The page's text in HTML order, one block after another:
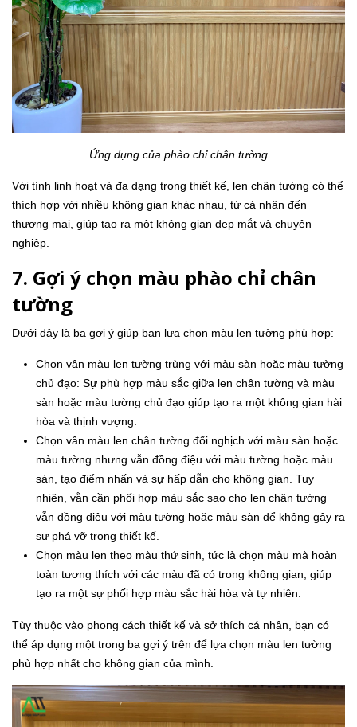
Ứng dụng của phào chỉ chân tường
Với tính linh hoạt và đa dạng trong thiết kế, len chân tường có thể
thích hợp với nhiều không gian khác nhau, từ cá nhân đến
thương mại, giúp tạo ra một không gian đẹp mắt và chuyên
nghiệp.
7. Gợi ý chọn màu phào chỉ chân
tường
Dưới đây là ba gợi ý giúp bạn lựa chọn màu len tường phù hợp:
Chọn vân màu len tường trùng với màu sàn hoặc màu tường
chủ đạo: Sự phù hợp màu sắc giữa len chân tường và màu
sàn hoặc màu tường chủ đạo giúp tạo ra một không gian hài
hòa và thịnh vượng.
Chọn vân màu len chân tường đối nghịch với màu sàn hoặc
màu tường nhưng vẫn đồng điệu với màu tường hoặc màu
sàn, tạo điểm nhấn và sự hấp dẫn cho không gian. Tuy
nhiên, vẫn cần phối hợp màu sắc sao cho len chân tường
vẫn đồng điệu với màu tường hoặc màu sàn để không gây ra
sự phá vỡ trong thiết kế.
Chọn màu len theo màu thứ sinh, tức là chọn màu mà hoàn
toàn tương thích với các màu đã có trong không gian, giúp
tạo ra một sự phối hợp màu sắc hài hòa và tự nhiên.
Tùy thuộc vào phong cách thiết kế và sở thích cá nhân, bạn có
thể áp dụng một trong ba gợi ý trên để lựa chọn màu len tường
phù hợp nhất cho không gian của mình.